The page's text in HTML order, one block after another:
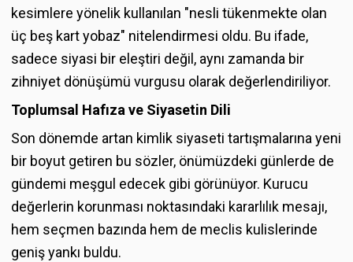
kesimlere yönelik kullanılan "nesli tükenmekte olan
üç beş kart yobaz" nitelendirmesi oldu. Bu ifade,
sadece siyasi bir eleştiri değil, aynı zamanda bir
zihniyet dönüşümü vurgusu olarak değerlendiriliyor.
Toplumsal Hafıza ve Siyasetin Dili
Son dönemde artan kimlik siyaseti tartışmalarına yeni
bir boyut getiren bu sözler, önümüzdeki günlerde de
gündemi meşgul edecek gibi görünüyor. Kurucu
değerlerin korunması noktasındaki kararlılık mesajı,
hem seçmen bazında hem de meclis kulislerinde
geniş yankı buldu.